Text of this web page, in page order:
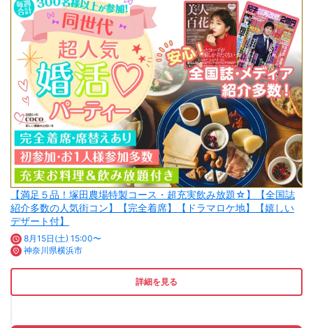
【満足５品！塚田農場特製コース・超充実飲み放題☆】【全国誌
紹介多数の人気街コン】【完全着席】【ドラマロケ地】【嬉しい
デザート付】
8月15日(土) 15:00〜
神奈川県横浜市
詳細を見る